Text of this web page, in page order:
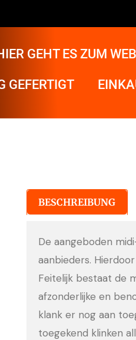
GEHT ES ZUM
GEFERTIGT
BESCHREIBUNG
De aangeboden
aanbieders.
Feitelijk bestaat de
afzonderlijke en
klank er nog aan
toegekend klinken